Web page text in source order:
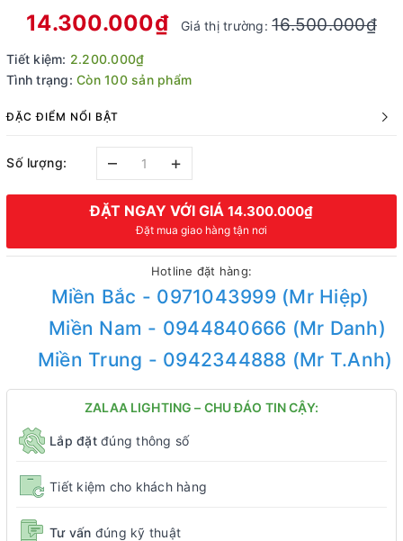
14.300.000₫ Giá thị trường:16.500.000₫
Tiết kiệm: 2.200.000₫
Tình trạng: Còn 100 sản phẩm
ĐẶC ĐIỂM NỔI BẬT
Số lượng: – +
ĐẶT NGAY VỚI GIÁ 14.300.000₫
Đặt mua giao hàng tận nơi
Hotline đặt hàng:
Miền Bắc - 0971043999 (Mr Hiệp)
Miền Nam - 0944840666 (Mr Danh)
Miền Trung - 0942344888 (Mr T.Anh)
ZALAA LIGHTING – CHU ĐÁO TIN CẬY:
Lắp đặtđúng thông số
Tiết kiệm cho khách hàng
Tư vấn đúng kỹ thuật